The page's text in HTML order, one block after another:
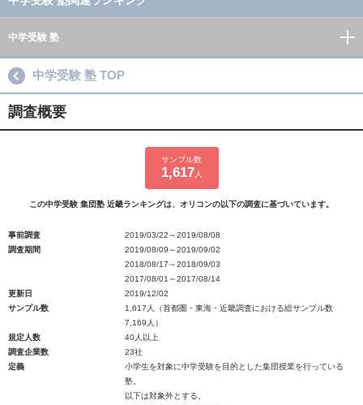
中学受験 塾
中学受験 塾 TOP
調査概要
サンプル数
1,617 人
この中学受験 集団塾 近畿ランキングは、オリコンの以下の調査に基づいています。
事前調査
2019/03/22～2019/08/08
調査期間
2019/08/09～2019/09/02
2018/08/17～2018/09/03
2017/08/01～2017/08/14
更新日
2019/12/02
サンプル数
1,617人（首都圏・東海・近畿調査における総サンプル数
7,169人）
規定人数
40人以上
調査企業数
23社
定義
小学生を対象に中学受験を目的とした集団授業を行っている
塾。
以下は対象外とする。